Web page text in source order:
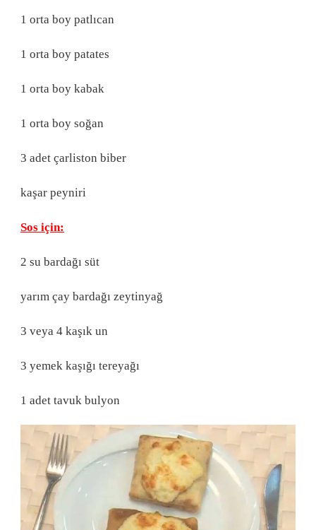
1 orta boy patlıcan
1 orta boy patates
1 orta boy kabak
1 orta boy soğan
3 adet çarliston biber
kaşar peyniri
Sos için:
2 su bardağı süt
yarım çay bardağı zeytinyağ
3 veya 4 kaşık un
3 yemek kaşığı tereyağı
1 adet tavuk bulyon